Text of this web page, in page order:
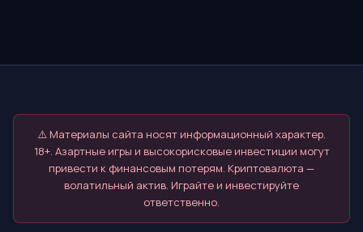
⚠️ Материалы сайта носят информационный характер.
18+. Азартные игры и высокорисковые инвестиции могут
привести к финансовым потерям. Криптовалюта —
волатильный актив. Играйте и инвестируйте
ответственно.